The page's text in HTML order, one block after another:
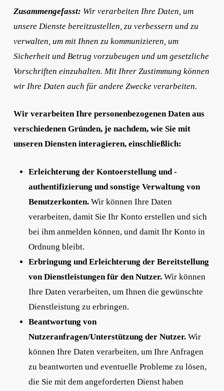
Zusammengefasst: Wir verarbeiten Ihre Daten, um
unsere Dienste bereitzustellen, zu verbessern und zu
verwalten, um mit Ihnen zu kommunizieren, um
Sicherheit und Betrug vorzubeugen und um gesetzliche
Vorschriften einzuhalten. Mit Ihrer Zustimmung können
wir Ihre Daten auch für andere Zwecke verarbeiten.
Wir verarbeiten Ihre personenbezogenen Daten aus
verschiedenen Gründen, je nachdem, wie Sie mit
unseren Diensten interagieren, einschließlich:
Erleichterung der Kontoerstellung und -
authentifizierung und sonstige Verwaltung von
Benutzerkonten.Wir können Ihre Daten
verarbeiten, damit Sie Ihr Konto erstellen und sich
bei ihm anmelden können, und damit Ihr Konto in
Ordnung bleibt.
Erbringung und Erleichterung der Bereitstellung
von Dienstleistungen für den Nutzer.Wir können
Ihre Daten verarbeiten, um Ihnen die gewünschte
Dienstleistung zu erbringen.
Beantwortung von
Nutzeranfragen/Unterstützung der Nutzer.Wir
können Ihre Daten verarbeiten, um Ihre Anfragen
zu beantworten und eventuelle Probleme zu lösen,
die Sie mit dem angeforderten Dienst haben